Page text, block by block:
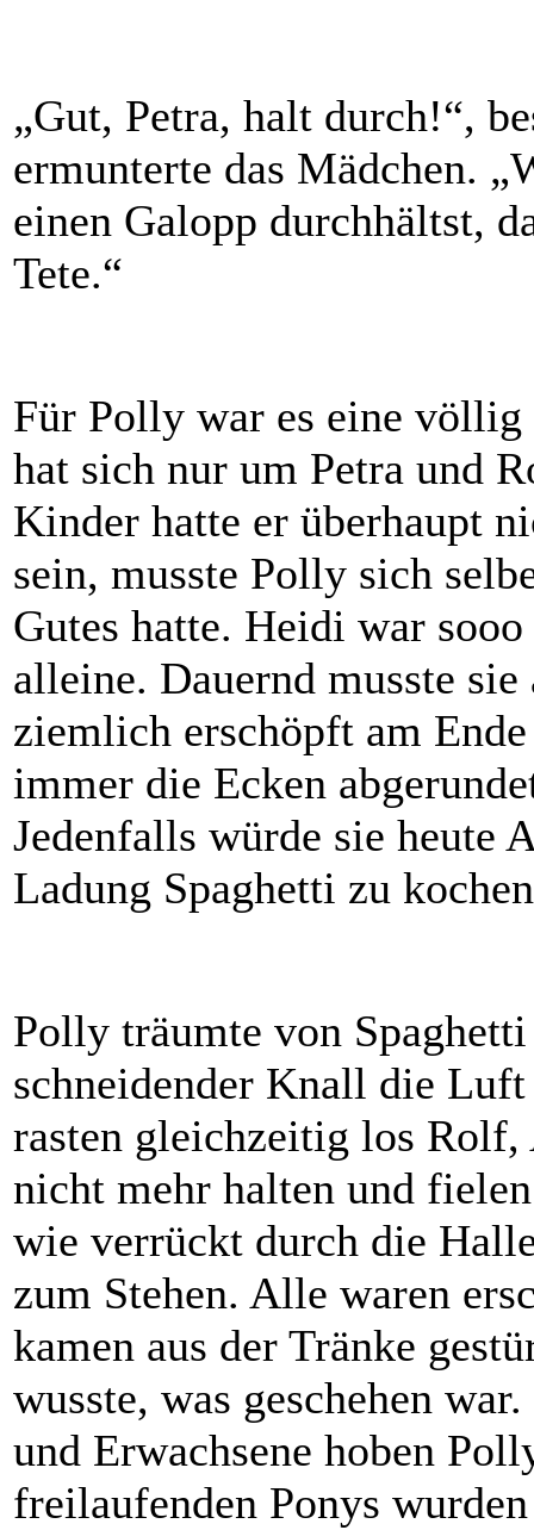
„Gut, Petra, halt durch!“,
ermunterte das Mädchen.
einen Galopp durchhältst,
Tete.“
Für Polly war es eine
hat sich nur um Petra und
Kinder hatte er überhaupt
sein, musste Polly sich
Gutes hatte. Heidi war
alleine. Dauernd musste
ziemlich erschöpft am
immer die Ecken
Jedenfalls würde sie heute
Ladung Spaghetti zu
Polly träumte von
schneidender Knall die
rasten gleichzeitig los
nicht mehr halten und
wie verrückt durch die
zum Stehen. Alle waren
kamen aus der Tränke
wusste, was geschehen
und Erwachsene hoben
freilaufenden Ponys